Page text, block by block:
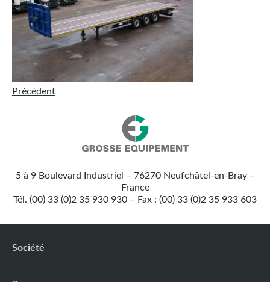
Précédent
coordonnées
:
Equipement
5 à 9 Boulevard Industriel – 76270 Neufchâtel-en-Bray –
France
Tél. (00) 33 (0)2 35 930 930 – Fax : (00) 33 (0)2 35 933 603
Société